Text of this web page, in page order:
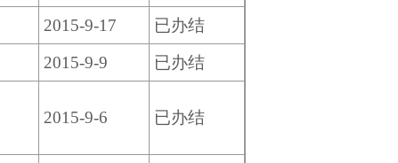
2015-9-17
已办结
2015-9-9 已办结
2015-9-6 已办结